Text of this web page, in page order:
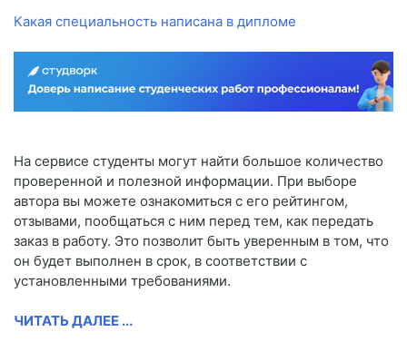
Какая специальность написана в дипломе
На сервисе студенты могут найти большое количество
проверенной и полезной информации. При выборе
автора вы можете ознакомиться с его рейтингом,
отзывами, пообщаться с ним перед тем, как передать
заказ в работу. Это позволит быть уверенным в том, что
он будет выполнен в срок, в соответствии с
установленными требованиями.
ЧИТАТЬ ДАЛЕЕ ...